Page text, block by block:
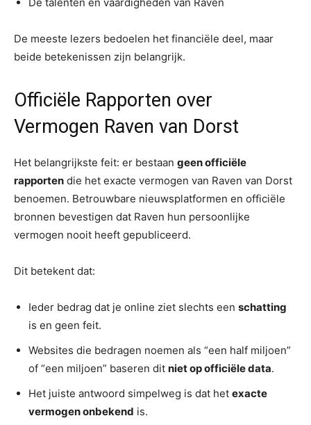
De talenten en vaardigheden van Raven
De meeste lezers bedoelen het financiële deel, maar
beide betekenissen zijn belangrijk.
Officiële Rapporten over
Vermogen Raven van Dorst
Het belangrijkste feit: er bestaan geen officiële
rapporten die het exacte vermogen van Raven van Dorst
benoemen. Betrouwbare nieuwsplatformen en officiële
bronnen bevestigen dat Raven hun persoonlijke
vermogen nooit heeft gepubliceerd.
Dit betekent dat:
Ieder bedrag dat je online ziet slechts een schatting
is en geen feit.
Websites die bedragen noemen als “een half miljoen”
of “een miljoen” baseren dit niet op officiële data.
Het juiste antwoord simpelweg is dat het exacte
vermogen onbekend is.